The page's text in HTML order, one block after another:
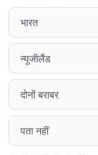
भारत
न्यूजीलैंड
दोनों बराबर
पता नहीं